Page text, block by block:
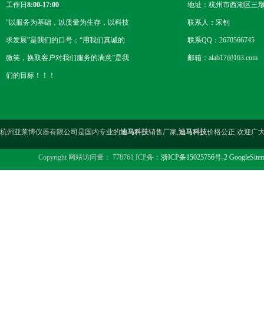
工作日 8:00-17:00
“以服务为基础，以质量为生存，以科技
求发展”是我们的口号；“用我们真诚的
微笑，换取客户对我们服务的满意”是我
们的目标！！！
地址：杭州市西湖区三
联系人：宋钊
联系QQ：2670566745
邮箱：alab17@163.com
杭州亚莱博仪器有限公司是国内专业的迪马科技销售厂家,迪马科技价格公正,欢迎广
Copyright 网站访问量： 778761 ICP备： 浙ICP备15025756号-2